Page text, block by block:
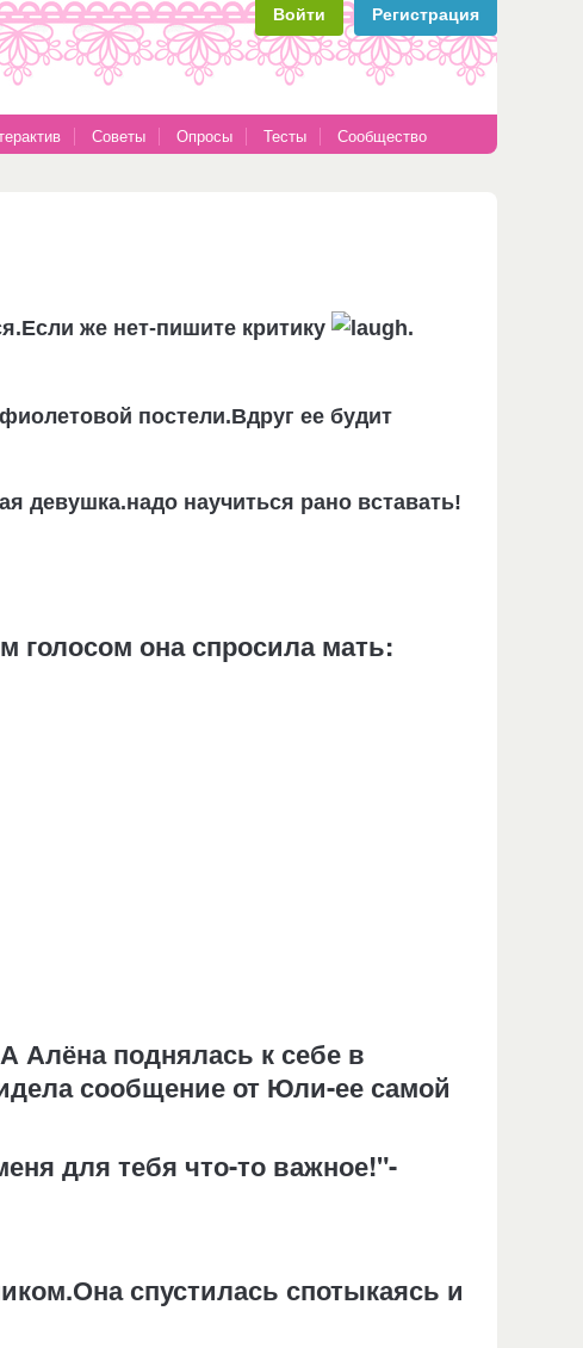
Войти Регистрация
Советы Опросы Тесты Сообщество
же нет-пишите критику .
постели.Вдруг ее будит
девушка.надо научиться рано вставать!
голосом она спросила мать:
Алёна поднялась к себе в
сообщение от Юли-ее самой
для тебя что-то важное!"-
спустилась спотыкаясь и